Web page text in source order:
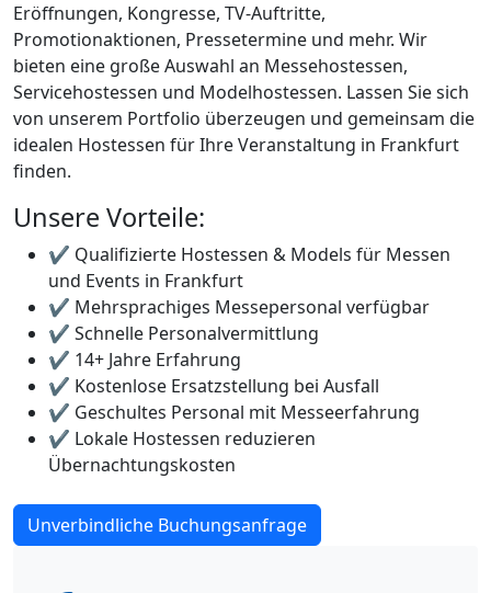
Eröffnungen, Kongresse, TV-Auftritte,
Promotionaktionen, Pressetermine und mehr. Wir
bieten eine große Auswahl an Messehostessen,
Servicehostessen und Modelhostessen. Lassen Sie sich
von unserem Portfolio überzeugen und gemeinsam die
idealen Hostessen für Ihre Veranstaltung in Frankfurt
finden.
Unsere Vorteile:
✔️ Qualifizierte Hostessen & Models für Messen
und Events in Frankfurt
✔️ Mehrsprachiges Messepersonal verfügbar
✔️ Schnelle Personalvermittlung
✔️ 14+ Jahre Erfahrung
✔️ Kostenlose Ersatzstellung bei Ausfall
✔️ Geschultes Personal mit Messeerfahrung
✔️ Lokale Hostessen reduzieren
Übernachtungskosten
Unverbindliche Buchungsanfrage